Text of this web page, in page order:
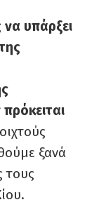
υπάρξει
ξανά
τους